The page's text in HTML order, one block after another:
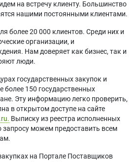
на встречу клиенту. Большинство
нашими постоянными клиентами.
более 20 000 клиентов. Среди них и
организации, и
Нам доверяет как бизнес, так и
люди.
государственных закупок и
150 государственных
Эту информацию легко проверить,
в открытом доступе на сайте
Выписку из реестра исполненных
можем предоставить всем
на Портале Поставщиков